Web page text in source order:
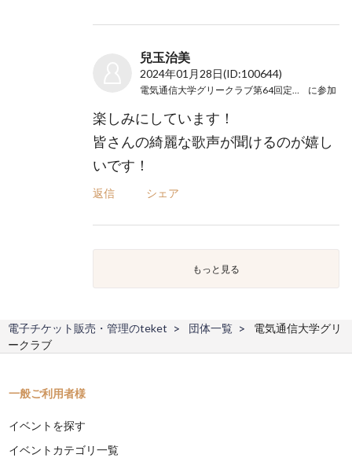
兒玉治美
2024年01月28日(ID:100644)
に参加
楽しみにしています！
皆さんの綺麗な歌声が聞けるのが嬉し
いです！
返信 シェア
もっと見る
電子チケット販売・管理のteket 団体一覧
電気通信大学グリ
ークラブ
一般ご利用者様
イベントを探す
イベントカテゴリ一覧